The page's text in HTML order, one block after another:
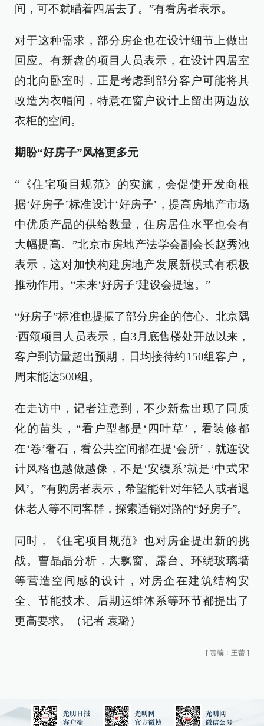
间，可不就瞄着四居去了。”有看房者表示。
对于这种需求，部分房企也在设计细节上做出
回应。有新盘的项目人员表示，在设计四居室
的北向卧室时，正是考虑到部分客户可能将其
改造为衣帽间，特意在窗户设计上留出两边放
衣柜的空间。
期盼“好房子”风格更多元
“《住宅项目规范》的实施，会促使开发商根
据‘好房子’标准设计‘好房子’，提高房地产市场
中优质产品的供给数量，住房居住水平也会有
大幅提高。”北京市房地产法学会副会长赵秀池
表示，这对加快构建房地产发展新模式有积极
推动作用。“未来‘好房子’建设会提速。”
“好房子”标准也提振了部分房企的信心。北京隅
·西颂项目人员表示，自3月底售楼处开放以来，
客户到访量超出预期，日均接待约150组客户，
周末能达500组。
在走访中，记者注意到，不少新盘出现了同质
化的苗头，“看户型都是‘四叶草’，看装修都
在‘卷’奢石，看公共空间都在提‘会所’，就连设
计风格也越做越像，不是‘安缦系’就是‘中式宋
风’。”有购房者表示，希望能针对年轻人或者退
休老人等不同客群，探索适销对路的“好房子”。
同时，《住宅项目规范》也对房企提出新的挑
战。曹晶晶分析，大飘窗、露台、环绕玻璃墙
等营造空间感的设计，对房企在建筑结构安
全、节能技术、后期运维体系等环节都提出了
更高要求。（记者 袁璐）
[ 责编：王蕾 ]